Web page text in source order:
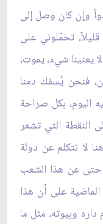
وإن كان وصل إلى
تحمّلوني على
يعنينا شيء، يموت،
فنحن يُسفك دمنا
اليوم، بكل صراحة
النقطة التي تشعر
لا نتكلم عن دولة
حتى عن هذا الشعب
على أن هذا
وبيوته، مثل ما